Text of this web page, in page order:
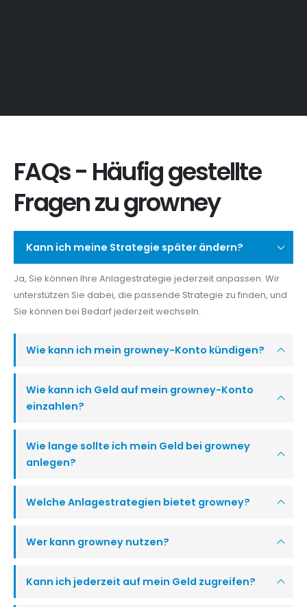
FAQs - Häufig gestellte
Fragen zu growney
Kann ich meine Strategie später ändern?
Ja, Sie können Ihre Anlagestrategie jederzeit anpassen. Wir
unterstützen Sie dabei, die passende Strategie zu finden, und
Sie können bei Bedarf jederzeit wechseln.
Wie kann ich mein growney-Konto kündigen?
Wie kann ich Geld auf mein growney-Konto
einzahlen?
Wie lange sollte ich mein Geld bei growney
anlegen?
Welche Anlagestrategien bietet growney?
Wer kann growney nutzen?
Kann ich jederzeit auf mein Geld zugreifen?